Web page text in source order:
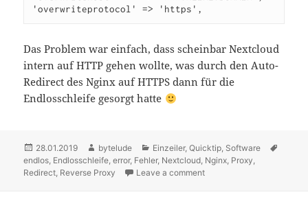
'overwriteprotocol' => 'https',
Das Problem war einfach, dass scheinbar Nextcloud
intern auf HTTP gehen wollte, was durch den Auto-
Redirect des Nginx auf HTTPS dann für die
Endlosschleife gesorgt hatte
Posted
on
28.01.2019 Author
bytelude Categories
Einzeiler,Quicktip Software
endlos Endlosschleife ,error, Fehler, Nextcloud Nginx Proxy
Redirect Reverse Proxy Leave a comment